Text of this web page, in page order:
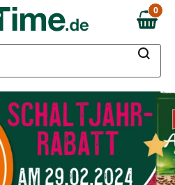
0,00 €
0